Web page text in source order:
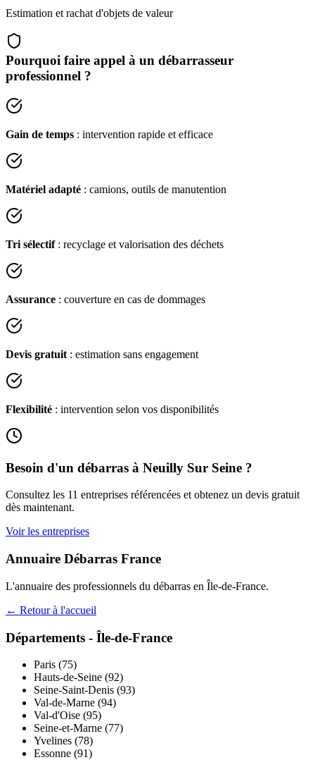
Estimation et rachat d'objets de valeur
Pourquoi faire appel à un débarrasseur
professionnel ?
Gain de temps : intervention rapide et efficace
Matériel adapté : camions, outils de manutention
Tri sélectif: recyclage et valorisation des déchets
Assurance : couverture en cas de dommages
Devis gratuit : estimation sans engagement
Flexibilité : intervention selon vos disponibilités
Besoin d'un débarras à Neuilly Sur Seine ?
Consultez les 11 entreprises référencées et obtenez un devis gratuit
dès maintenant.
Voir les entreprises
Annuaire Débarras France
L'annuaire des professionnels du débarras en Île-de-France.
← Retour à l'accueil
Départements - Île-de-France
Paris (75)
Hauts-de-Seine (92)
Seine-Saint-Denis (93)
Val-de-Marne (94)
Val-d'Oise (95)
Seine-et-Marne (77)
Yvelines (78)
Essonne (91)